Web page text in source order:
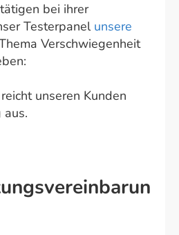
bei ihrer
Testerpanel unsere
Verschwiegenheit
unseren Kunden
aus.